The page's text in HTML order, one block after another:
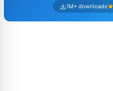
1M+ downloads